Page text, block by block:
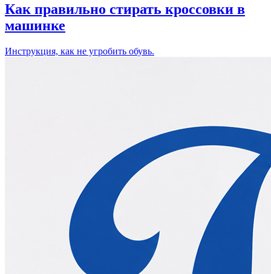
Как правильно стирать кроссовки в
машинке
Инструкция, как не угробить обувь.